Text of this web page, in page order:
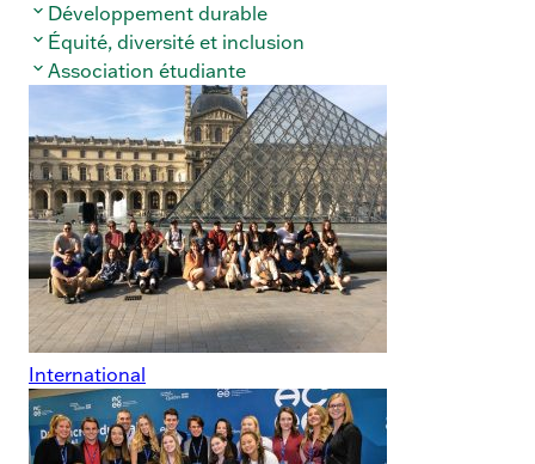
Développement durable
Équité, diversité et inclusion
Association étudiante
International